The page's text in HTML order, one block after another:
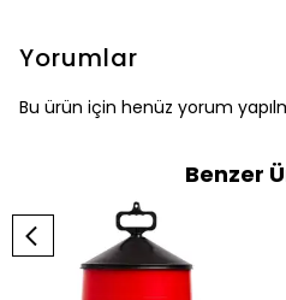
Yorumlar
Bu ürün için henüz yorum
Benzer